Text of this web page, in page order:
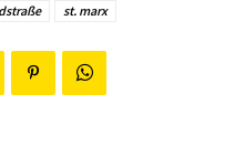
st. marx